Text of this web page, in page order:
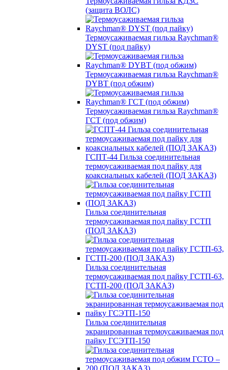
(защита ВОЛС)
Термоусаживаемая гильза Raychman®
DYST (под пайку)
Термоусаживаемая гильза Raychman®
DYBT (под обжим)
Термоусаживаемая гильза Raychman®
ГСТ (под обжим)
ГСПТ-44 Гильза соединительная
термоусаживаемая под пайку для
коаксиальных кабелей (ПОД ЗАКАЗ)
Гильза соединительная
термоусаживаемая под пайку ГСТП
(ПОД ЗАКАЗ)
Гильза соединительная
термоусаживаемая под пайку ГСТП-63,
ГСТП-200 (ПОД ЗАКАЗ)
Гильза соединительная
экранированная термоусаживаемая под
пайку ГСЭТП-150